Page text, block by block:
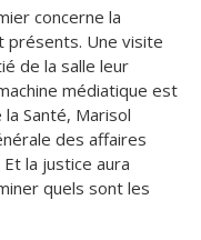
concerne la
présents. Une visite
de la salle leur
médiatique est
Santé, Marisol
des affaires
la justice aura
quels sont les